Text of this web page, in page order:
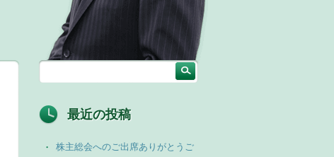
最近の投稿
株主総会へのご出席ありがとうご